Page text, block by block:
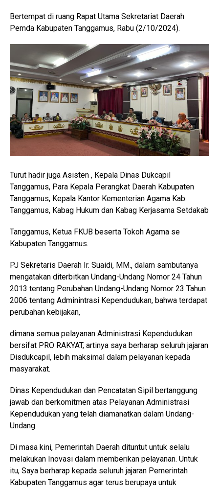
Bertempat di ruang Rapat Utama Sekretariat Daerah
Pemda Kabupaten Tanggamus, Rabu (2/10/2024).
Turut hadir juga Asisten , Kepala Dinas Dukcapil
Tanggamus, Para Kepala Perangkat Daerah Kabupaten
Tanggamus, Kepala Kantor Kementerian Agama Kab.
Tanggamus, Kabag Hukum dan Kabag Kerjasama Setdakab
Tanggamus, Ketua FKUB beserta Tokoh Agama se
Kabupaten Tanggamus.
PJ Sekretaris Daerah Ir. Suaidi, MM., dalam sambutanya
mengatakan diterbitkan Undang-Undang Nomor 24 Tahun
2013 tentang Perubahan Undang-Undang Nomor 23 Tahun
2006 tentang Adminintrasi Kependudukan, bahwa terdapat
perubahan kebijakan,
dimana semua pelayanan Administrasi Kependudukan
bersifat PRO RAKYAT, artinya saya berharap seluruh jajaran
Disdukcapil, lebih maksimal dalam pelayanan kepada
masyarakat.
Dinas Kependudukan dan Pencatatan Sipil bertanggung
jawab dan berkomitmen atas Pelayanan Administrasi
Kependudukan yang telah diamanatkan dalam Undang-
Undang.
Di masa kini, Pemerintah Daerah dituntut untuk selalu
melakukan Inovasi dalam memberikan pelayanan. Untuk
itu, Saya berharap kepada seluruh jajaran Pemerintah
Kabupaten Tanggamus agar terus berupaya untuk